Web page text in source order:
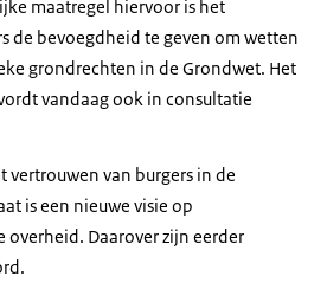
maatregel hiervoor is het
de bevoegdheid te geven om wetten
grondrechten in de Grondwet. Het
vandaag ook in consultatie
vertrouwen van burgers in de
is een nieuwe visie op
overheid. Daarover zijn eerder